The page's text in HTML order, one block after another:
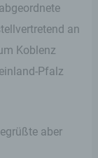
an
Koblenz
Pfalz
aber